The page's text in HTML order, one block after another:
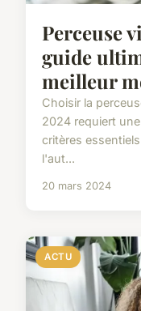
Perceuse
guide
meilleur
Choisir la
2024 requiert
critères
l'aut...
20 mars 2024
ACTU